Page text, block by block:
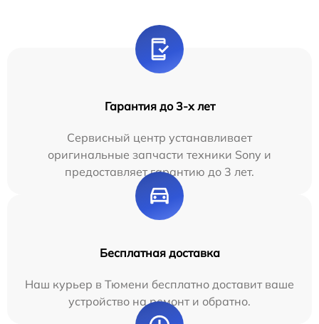
Гарантия до 3-х лет
Сервисный центр устанавливает
оригинальные запчасти техники Sony и
предоставляет гарантию до 3 лет.
Бесплатная доставка
Наш курьер в Тюмени бесплатно доставит ваше
устройство на ремонт и обратно.